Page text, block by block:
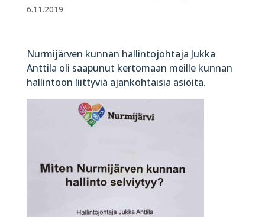
6.11.2019
Nurmijärven kunnan hallintojohtaja Jukka
Anttila oli saapunut kertomaan meille kunnan
hallintoon liittyviä ajankohtaisia asioita.